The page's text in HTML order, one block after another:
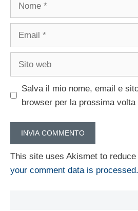
Salva il mio nome, email e
browser per la prossima volta
This site uses Akismet to reduce
your comment data is processed.